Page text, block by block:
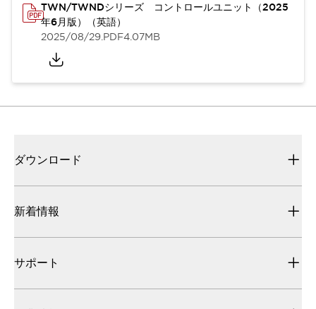
TWN/TWNDシリーズ コントロールユニット（2025
年6月版）（英語）
2025/08/29.PDF4.07MB
ダウンロード
新着情報
サポート